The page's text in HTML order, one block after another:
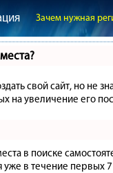
Зачем нужная
свой сайт, но не
на увеличение его
в поиске
в течение первых